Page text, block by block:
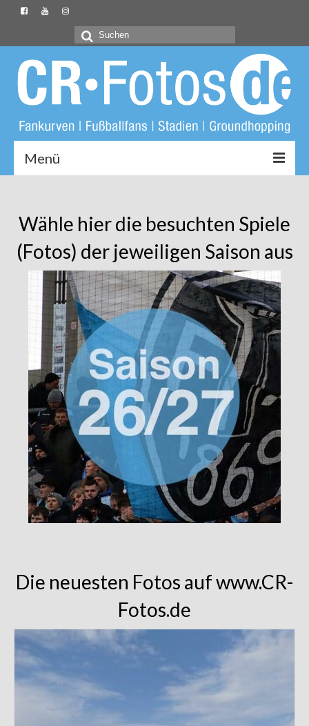
Suchen
Menü
CR-Fotos.de
Groundliste
Fotos
Buch: Unter Löwen
Wähle hier die besuchten Spiele
(Fotos) der jeweiligen Saison aus
Die neuesten Fotos auf www.CR-
Fotos.de